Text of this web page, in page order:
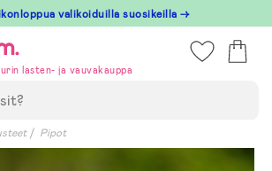
valikoiduilla suosikeilla →
lasten- ja vauvakauppa
Pipot